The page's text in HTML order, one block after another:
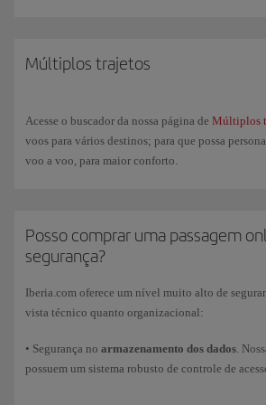
ao voo até 60 minutos antes da partida, pela web
Múltiplos trajetos
Acesse o buscador da nossa página de Múltiplos
voos para vários destinos; para que possa
voo a voo, para maior conforto.
Posso comprar uma passagem
segurança?
Iberia.com oferece um nível muito alto de
vista técnico quanto organizacional:
• Segurança no armazenamento dos dados.
possuem um sistema robusto de controle de